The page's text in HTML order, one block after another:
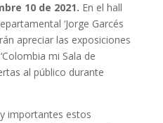
10 de 2021. En el hall
‘Jorge Garcés
apreciar las exposiciones
mi Sala de
al público durante
importantes estos